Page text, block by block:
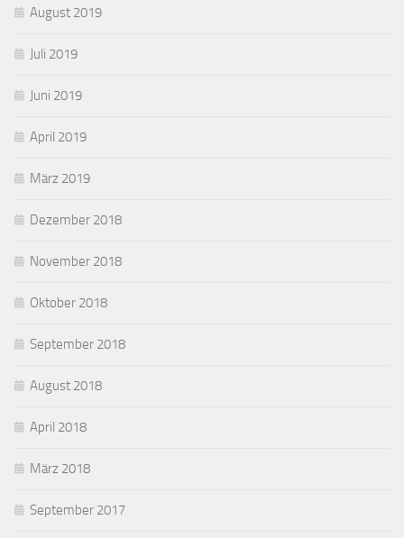
August 2019
Juli 2019
Juni 2019
April 2019
März 2019
Dezember 2018
November 2018
Oktober 2018
September 2018
August 2018
April 2018
März 2018
September 2017